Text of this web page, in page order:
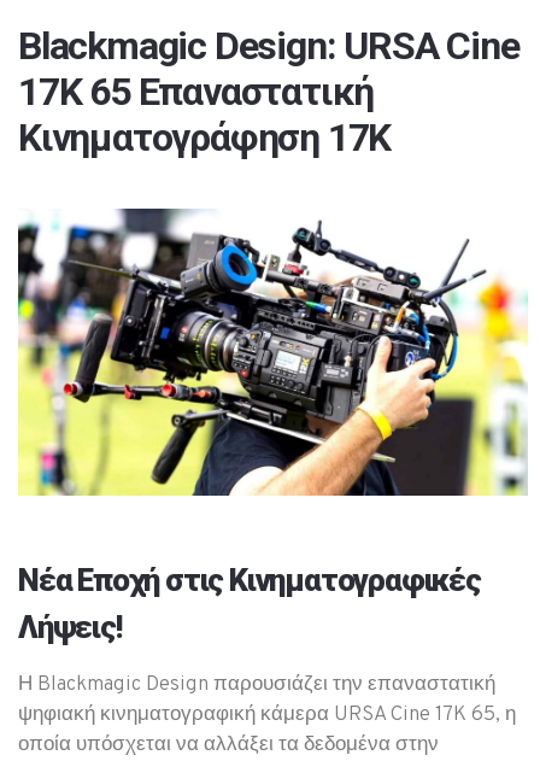
Blackmagic Design: URSA Cine
17K 65 Επαναστατική
Κινηματογράφηση 17K
Νέα Εποχή στις Κινηματογραφικές
Λήψεις!
Η Blackmagic Design παρουσιάζει την επαναστατική
ψηφιακή κινηματογραφική κάμερα URSA Cine 17K 65, η
οποία υπόσχεται να αλλάξει τα δεδομένα στην